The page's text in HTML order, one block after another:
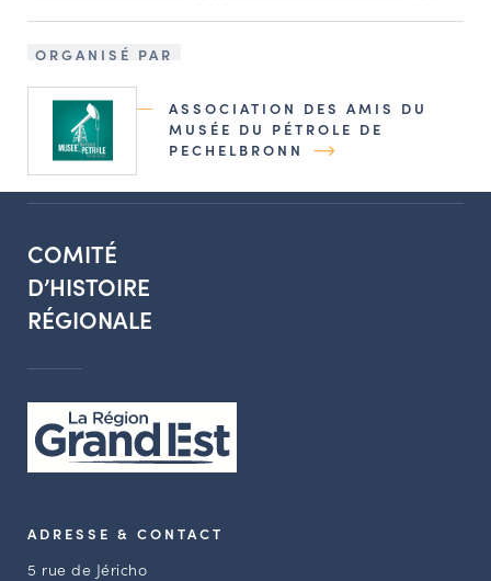
ORGANISÉ PAR
ASSOCIATION DES AMIS DU
MUSÉE DU PÉTROLE DE
PECHELBRONN
COMITÉ
D’HISTOIRE
RÉGIONALE
ADRESSE & CONTACT
5 rue de Jéricho